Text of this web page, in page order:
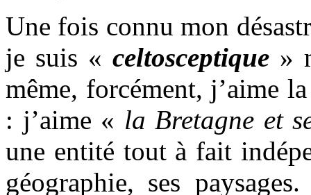
Une fois connu mon
je suis «celtosceptique »
même, forcément, j’aime
: j’aime « la Bretagne et
une entité tout à fait
géographie, ses